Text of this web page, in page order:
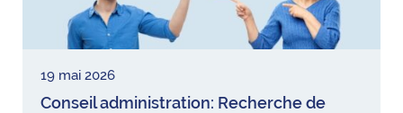
19 mai 2026
Conseil administration: Recherche de